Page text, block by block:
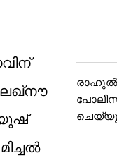
ലഖ്‌നൗ
രാഹുൽ